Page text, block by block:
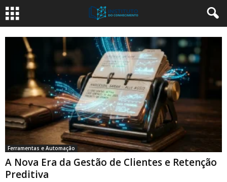
Ferramentas e Automação
A Nova Era da Gestão de Clientes e Retenção
Preditiva